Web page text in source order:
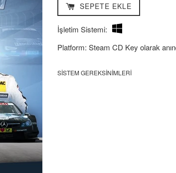
SEPETE EKLE
İşletim Sistemi:
Platform: Steam CD Key olarak
SISTEM GEREKSINIMLERI